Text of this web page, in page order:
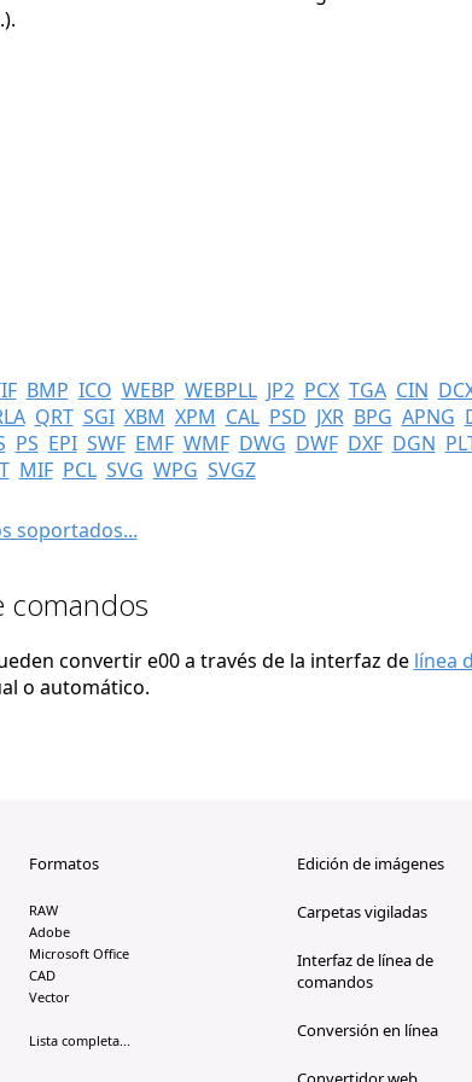
BMP ICO WEBP WEBPLL JP2 PCX TGA CIN
QRT SGI XBM XPM CAL PSD JXR BPG APNG
PS EPI SWF EMF WMF DWG DWF DXF DGN
MIF PCL SVG WPG SVGZ
soportados...
comandos
convertir e00 a través de la interfaz de línea
o automático.
Formatos
RAW
Adobe
Microsoft Office
CAD
Vector
Lista completa...
Edición de imágenes
Carpetas vigiladas
Interfaz de línea de
comandos
Conversión en línea